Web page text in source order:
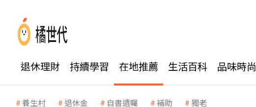
退休理財 持續學習 在地推薦 生活百科 品味時尚
養生村 退休金 自書遺囑 補助 獨老